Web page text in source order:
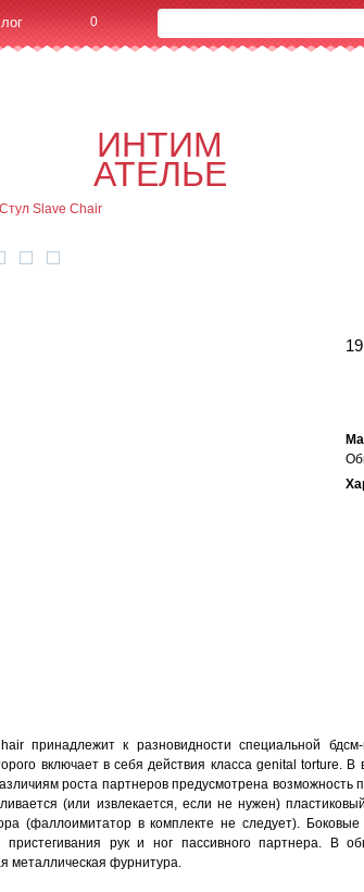
0
ИНТИМ
АТЕЛЬЕ
Стул Slave Chair
принадлежит к разновидности специальной
включает в себя действия класса genital torture.
роста партнеров предусмотрена
(или извлекается, если не нужен)
(фаллоимитатор в комплекте не следует).
пристегивания рук и ног пассивного партнера. В
металлическая фурнитура.